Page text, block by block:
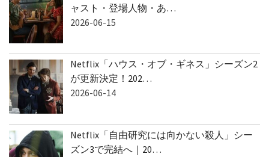
ャスト・登場人物・あ…
2026-06-15
Netflix「ハウス・オブ・ギネス」シーズン2
が更新決定！202…
2026-06-14
Netflix「自由研究には向かない殺人」シー
ズン3で完結へ｜20…